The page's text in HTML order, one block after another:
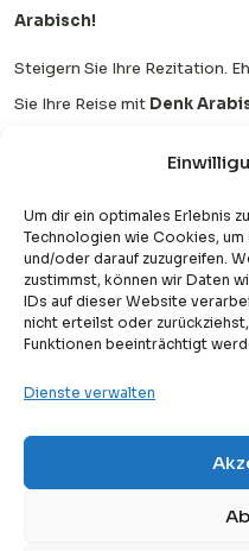
Um dir ein optimales Erlebnis
Technologien wie Cookies,
und/oder darauf zuzugreifen.
zustimmst, können wir Daten
IDs auf dieser Website
nicht erteilst oder
Funktionen beeinträchtigt
Dienste verwalten
Arabisch!
Steigern Sie Ihre Rezitation.
Sie Ihre Reise mit Denk
Lerne den
Meistere das Lesen
Kostenlose
Kostenlose